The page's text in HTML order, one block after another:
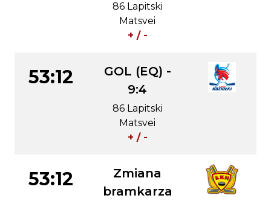
86 Lapitski
Matsvei
+ / -
53:12
GOL (EQ) -
9:4
86 Lapitski
Matsvei
+ / -
53:12
Zmiana
bramkarza